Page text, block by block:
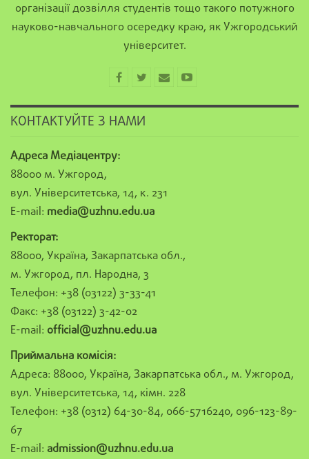
організації дозвілля студентів тощо такого потужного
науково-навчального осередку краю, як Ужгородський
університет.
КОНТАКТУЙТЕ З НАМИ
Адреса Медіацентру:
88000 м. Ужгород,
вул. Університетська, 14, к. 231
E-mail: media@uzhnu.edu.ua
Ректорат:
88000, Україна, Закарпатська обл.,
м. Ужгород, пл. Народна, 3
Телефон: +38 (03122) 3-33-41
Факс: +38 (03122) 3-42-02
E-mail: official@uzhnu.edu.ua
Приймальна комісія:
Адреса: 88000, Україна, Закарпатська обл., м. Ужгород,
вул. Університетська, 14, кімн. 228
Телефон: +38 (0312) 64-30-84, 066-5716240, 096-123-89-
67
E-mail: admission@uzhnu.edu.ua